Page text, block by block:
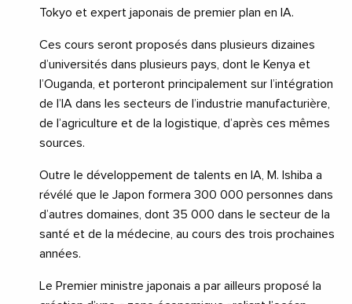
Tokyo et expert japonais de premier plan en IA.
Ces cours seront proposés dans plusieurs dizaines
d’universités dans plusieurs pays, dont le Kenya et
l’Ouganda, et porteront principalement sur l’intégration
de l’IA dans les secteurs de l’industrie manufacturière,
de l’agriculture et de la logistique, d’après ces mêmes
sources.
Outre le développement de talents en IA, M. Ishiba a
révélé que le Japon formera 300 000 personnes dans
d’autres domaines, dont 35 000 dans le secteur de la
santé et de la médecine, au cours des trois prochaines
années.
Le Premier ministre japonais a par ailleurs proposé la